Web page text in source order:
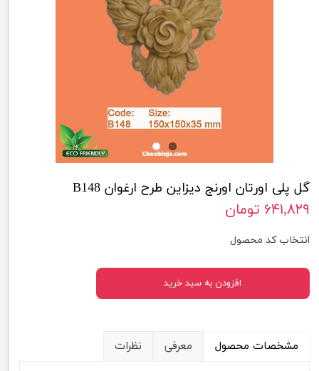
گل پلی اورتان اورنج دیزاین طرح ارغوان B148
۶۴۱,۸۲۹ تومان
انتخاب کد محصول
افزودن به سبد خرید
مشخصات محصول معرفی نظرات